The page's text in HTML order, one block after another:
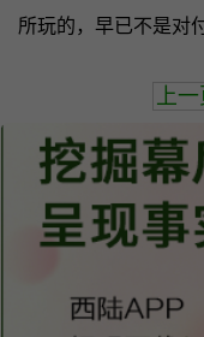
所玩的，早已不是对
上一